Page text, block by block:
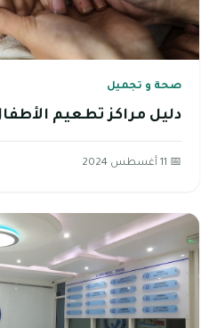
صحة و تجميل
دليل مراكز تطعيم
📅 11 أغسطس 2024